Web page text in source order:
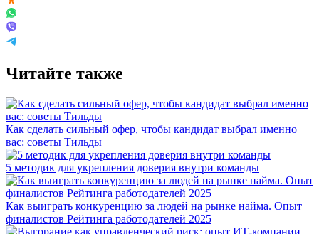
Читайте также
Как сделать сильный офер, чтобы кандидат выбрал именно
вас: советы Тильды
5 методик для укрепления доверия внутри команды
Как выиграть конкуренцию за людей на рынке найма. Опыт
финалистов Рейтинга работодателей 2025